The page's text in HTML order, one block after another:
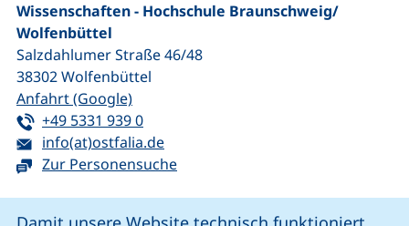
Wissenschaften - Hochschule Braunschweig/​
Wolfenbüttel
Salzdahlumer Straße 46/48
38302Wolfenbüttel
Anfahrt (Google)(externer Link, öffnet neues Fenster)
Tel:
+49 5331 939 0(startet einen Telefonanruf, wenn Ihr
E-Mail:
info(at)ostfalia.de(öffnet Ihr E-Mail-Programm)
Zur Personensuche